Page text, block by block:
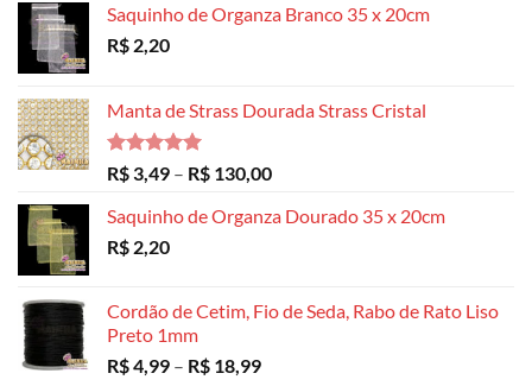
Saquinho de Organza Branco 35 x 20cm
R$ 2,20
Manta de Strass Dourada Strass Cristal
Avaliação
5.00
de 5
R$ 3,49 – R$ 130,00Faixa
preço:
Saquinho de Organza Dourado 35 x 20cm
R$ 2,20
Cordão de Cetim, Fio de Seda, Rabo de Rato Liso
Preto 1mm
R$4,99 – R$ 18,99Faixa